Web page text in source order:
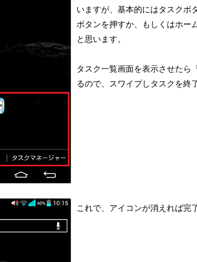
いますが、基本的にはタスクボ
ボタンを押すか、もしくはホー
と思います。
タスク一覧画面を表示させたら
るので、スワイプしタスクを終
これで、アイコンが消えれば完